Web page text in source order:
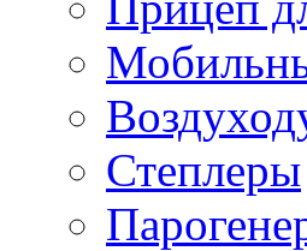
Степлеры